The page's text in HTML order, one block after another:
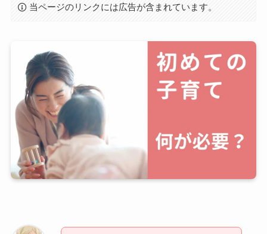
当ページのリンクには広告が含まれています。